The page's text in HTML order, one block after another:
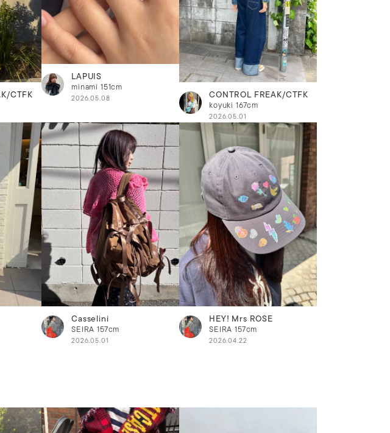
CTFK
LAPUIS
minami 151cm
2026.05.08 CONTROL FREAK/CTFK
koyuki 167cm
2026.05.01
Casselini
SEIRA157cm
2026.05.01
HEY! Mrs ROSE
SEIRA157cm
2026.04.22